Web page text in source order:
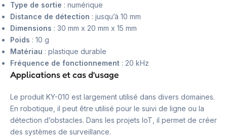
Type de sortie : numérique
Distance de détection : jusqu’à 10 mm
Dimensions : 30 mm x 20 mm x 15 mm
Poids : 10 g
Matériau : plastique durable
Fréquence de fonctionnement : 20 kHz
Applications et cas d’usage
Le produit KY-010 est largement utilisé dans divers domaines.
En robotique, il peut être utilisé pour le suivi de ligne ou la
détection d’obstacles. Dans les projets IoT, il permet de créer
des systèmes de surveillance.